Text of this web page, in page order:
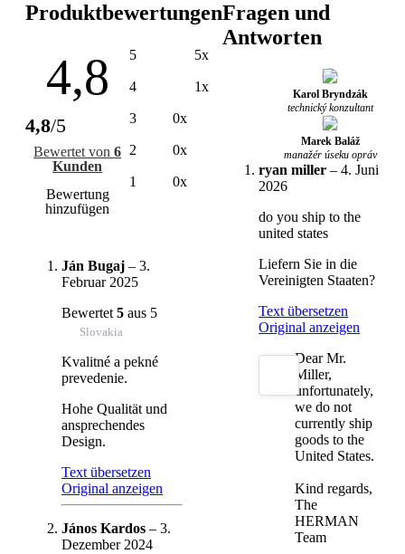
Produktbewertungen
4,8
4,8/5
Bewertet von6
Kunden
Bewertung
hinzufügen
5 5x
4 1x
3 0x
2 0x
1 0x
Ján Bugaj – 3.
Februar 2025
Bewertet 5 aus 5
Slovakia
Kvalitné a pekné
prevedenie.
Hohe Qualität und
ansprechendes
Design.
Text übersetzen
Original anzeigen
János Kardos – 3.
Dezember 2024
Fragen und
Antworten
Karol Bryndzák
technický konzultant
Marek Baláž
manažér úseku opráv
ryan miller – 4. Juni
2026
do you ship to the
united states
Liefern Sie in die
Vereinigten Staaten?
Text übersetzen
Original anzeigen
Dear Mr.
Miller,
unfortunately,
we do not
currently ship
goods to the
United States.
Kind regards,
The
HERMAN
Team